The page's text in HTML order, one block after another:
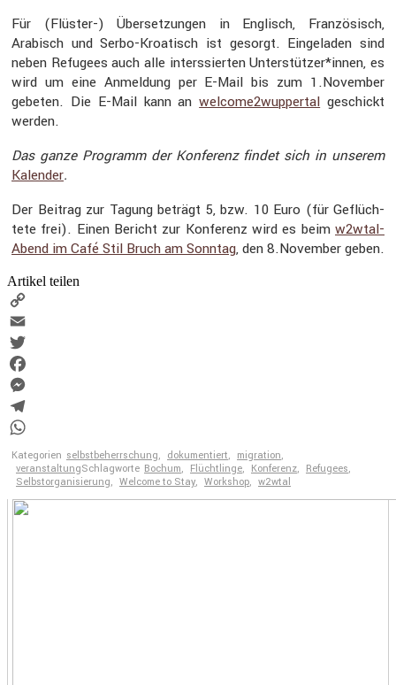
Für (Flüster-) Überset­zungen in Englisch, Franzö­sisch,
Arabisch und Serbo-Kroatisch ist gesorgt. Einge­laden sind
neben Refugees auch alle inters­sierten Unterstützer*innen, es
wird um eine Anmel­dung per E-Mail bis zum 1.November
gebeten. Die E-Mail kann anwelcome2wuppertal geschickt
werden.
Das ganze Programm der Konfe­renz findet sich in unserem
Kalender.
Der Beitrag zur Tagung beträgt 5, bzw. 10 Euro (für Geflüch­
tete frei). Einen Bericht zur Konfe­renz wird es beim w2wtal-
Abend im Café Stil Bruch am Sonntag, den 8.November geben.
Artikel teilen
Copy
Link
Email
Twitter
Facebook
Messenger
Telegram
WhatsApp
Kategorien selbstbeherrschung, dokumentiert, migration,
veranstaltungSchlagworte Bochum, Flüchtlinge, Konferenz, Refugees,
Selbstorganisierung, Welcome to Stay, Workshop, w2wtal